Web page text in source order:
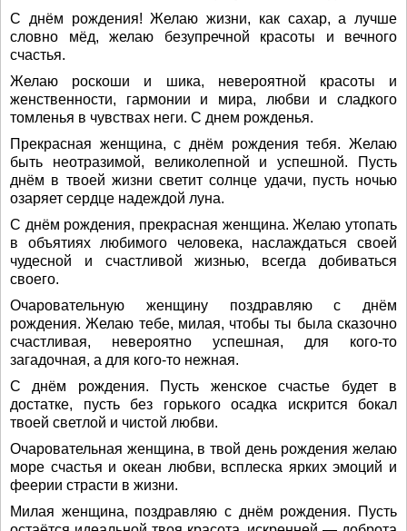
С днём рождения! Желаю жизни, как сахар, а лучше
словно мёд, желаю безупречной красоты и вечного
счастья.
Желаю роскоши и шика, невероятной красоты и
женственности, гармонии и мира, любви и сладкого
томленья в чувствах неги. С днем рожденья.
Прекрасная женщина, с днём рождения тебя. Желаю
быть неотразимой, великолепной и успешной. Пусть
днём в твоей жизни светит солнце удачи, пусть ночью
озаряет сердце надеждой луна.
С днём рождения, прекрасная женщина. Желаю утопать
в объятиях любимого человека, наслаждаться своей
чудесной и счастливой жизнью, всегда добиваться
своего.
Очаровательную женщину поздравляю с днём
рождения. Желаю тебе, милая, чтобы ты была сказочно
счастливая, невероятно успешная, для кого-то
загадочная, а для кого-то нежная.
С днём рождения. Пусть женское счастье будет в
достатке, пусть без горького осадка искрится бокал
твоей светлой и чистой любви.
Очаровательная женщина, в твой день рождения желаю
море счастья и океан любви, всплеска ярких эмоций и
феерии страсти в жизни.
Милая женщина, поздравляю с днём рождения. Пусть